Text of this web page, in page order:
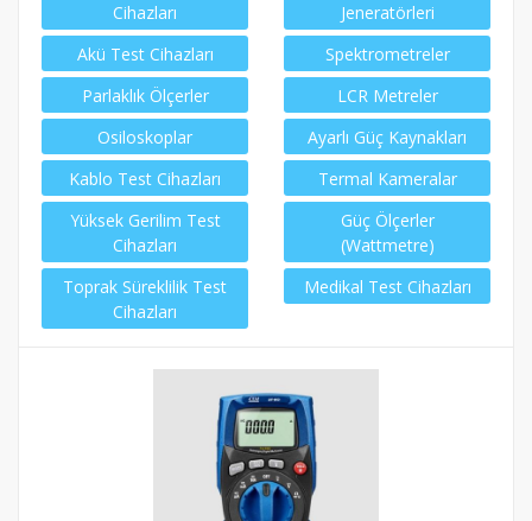
Cihazları
Jeneratörleri
Akü Test Cihazları
Spektrometreler
Parlaklık Ölçerler
LCR Metreler
Osiloskoplar
Ayarlı Güç Kaynakları
Kablo Test Cihazları
Termal Kameralar
Yüksek Gerilim Test
Cihazları
Güç Ölçerler
(Wattmetre)
Toprak Süreklilik Test
Cihazları
Medikal Test Cihazları